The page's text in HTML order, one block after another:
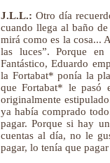
J.L.L.: Otro día
cuando llega al baño
mirá como es la cosa...
las luces”. Porque en
Fantástico, Eduardo
la Fortabat* ponía la
que Fortabat* le pasó
originalmente
ya había comprado
pagar. Porque si hay
cuentas al día, no le
pagar, lo tenía que